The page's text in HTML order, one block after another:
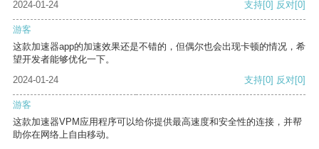
2024-01-24 支持[0] 反对[0]
游客
这款加速器app的加速效果还是不错的，但偶尔也会出现卡顿的情况，希
望开发者能够优化一下。
2024-01-24
支持[0] 反对[0]
游客
这款加速器VPM应用程序可以给你提供最高速度和安全性的连接，并帮
助你在网络上自由移动。